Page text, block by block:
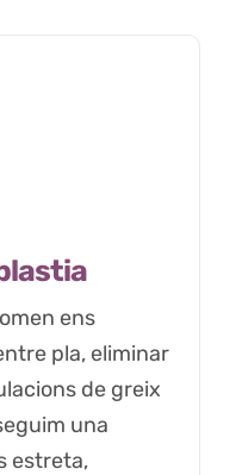
ens
pla, eliminar
de greix
una
estreta,